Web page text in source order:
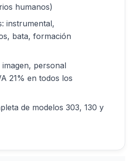
humanos)
instrumental,
bata, formación
imagen, personal
21% en todos los
de modelos 303, 130 y